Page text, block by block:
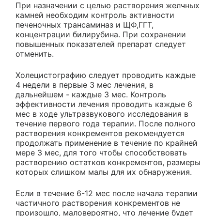
При назначении с целью растворения желчных
камней необходим контроль активности
печеночных трансаминаз и ЩФ,ГГТ,
концентрации билирубина. При сохранении
повышенных показателей препарат следует
отменить.
Холецистографию следует проводить каждые
4 недели в первые 3 мес лечения, в
дальнейшем - каждые 3 мес. Контроль
эффективности лечения проводить каждые 6
мес в ходе ультразвукового исследования в
течение первого года терапии. После полного
растворения конкрементов рекомендуется
продолжать применение в течение по крайней
мере 3 мес, для того чтобы способствовать
растворению остатков конкрементов, размеры
которых слишком малы для их обнаружения.
Если в течение 6-12 мес после начала терапии
частичного растворения конкрементов не
произошло, маловероятно, что лечение будет